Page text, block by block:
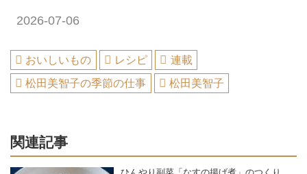
2026-07-06
おいしいもの レシピ
連載
松田美智子の季節の仕事
松田美智子
関連記事